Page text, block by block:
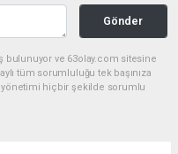
Gönder
bulunuyor ve 63olay.com sitesine
tüm sorumluluğu tek başınıza
yönetimi hiçbir şekilde sorumlu